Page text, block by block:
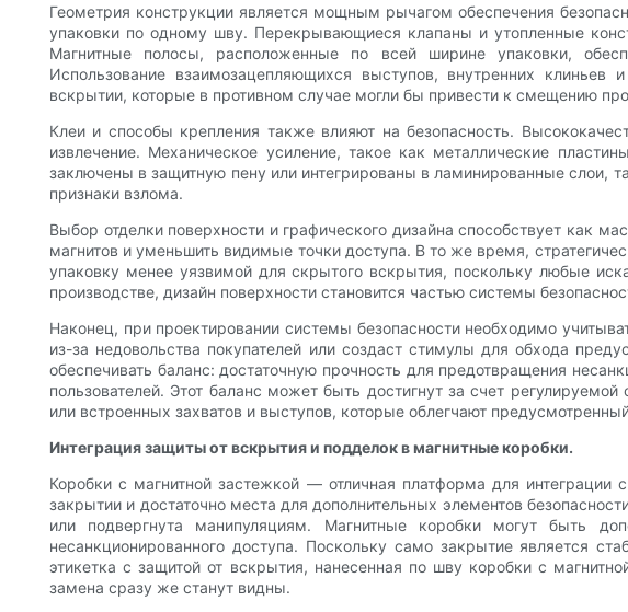
Геометрия конструкции является мощным рычагом обеспечения
упаковки по одному шву. Перекрывающиеся клапаны и утопленные
Магнитные полосы, расположенные по всей ширине упаковки,
Использование взаимозацепляющихся выступов, внутренних
вскрытии, которые в противном случае могли бы привести к смещению
Клеи и способы крепления также влияют на безопасность.
извлечение. Механическое усиление, такое как металлические
заключены в защитную пену или интегрированы в ламинированные слои,
признаки взлома.
Выбор отделки поверхности и графического дизайна способствует как
магнитов и уменьшить видимые точки доступа. В то же время,
упаковку менее уязвимой для скрытого вскрытия, поскольку любые
производстве, дизайн поверхности становится частью системы
Наконец, при проектировании системы безопасности необходимо
из-за недовольства покупателей или создаст стимулы для обхода
обеспечивать баланс: достаточную прочность для предотвращения
пользователей. Этот баланс может быть достигнут за счет
или встроенных захватов и выступов, которые облегчают
Интеграция защиты от вскрытия и подделок в магнитные коробки.
Коробки с магнитной застежкой — отличная платформа для
закрытии и достаточно места для дополнительных элементов
или подвергнута манипуляциям. Магнитные коробки могут быть
несанкционированного доступа. Поскольку само закрытие является
этикетка с защитой от вскрытия, нанесенная по шву коробки с
замена сразу же станут видны.